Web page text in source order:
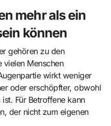
mehr als ein
können
vielen Menschen
wirkt weniger
oder erschöpfter, obwohl
Für Betroffene kann
der nicht zum eigenen